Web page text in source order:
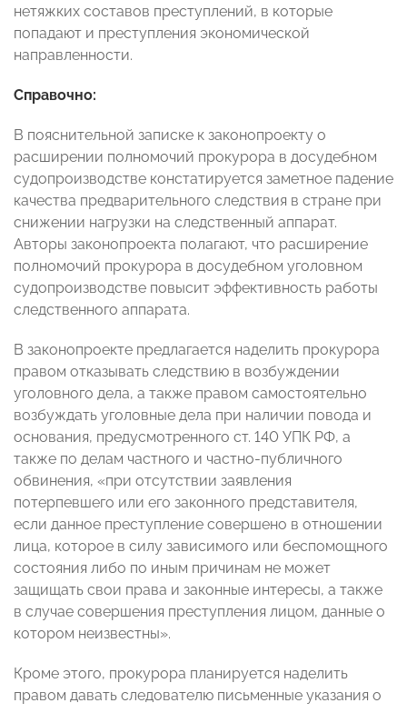
нетяжких составов преступлений, в которые
попадают и преступления экономической
направленности.
Справочно:
В пояснительной записке к законопроекту о
расширении полномочий прокурора в досудебном
судопроизводстве констатируется заметное падение
качества предварительного следствия в стране при
снижении нагрузки на следственный аппарат.
Авторы законопроекта полагают, что расширение
полномочий прокурора в досудебном уголовном
судопроизводстве повысит эффективность работы
следственного аппарата.
В законопроекте предлагается наделить прокурора
правом отказывать следствию в возбуждении
уголовного дела, а также правом самостоятельно
возбуждать уголовные дела при наличии повода и
основания, предусмотренного ст. 140 УПК РФ, а
также по делам частного и частно-публичного
обвинения, «при отсутствии заявления
потерпевшего или его законного представителя,
если данное преступление совершено в отношении
лица, которое в силу зависимого или беспомощного
состояния либо по иным причинам не может
защищать свои права и законные интересы, а также
в случае совершения преступления лицом, данные о
котором неизвестны».
Кроме этого, прокурора планируется наделить
правом давать следователю письменные указания о